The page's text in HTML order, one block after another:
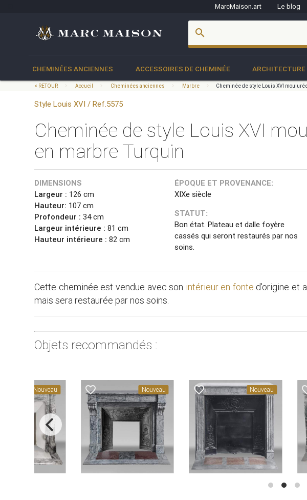
MarcMaison.art Le blog
search
CHEMINÉES ANCIENNES ACCESSOIRES DE CHEMINÉE ARCHITECTURE
< RETOUR Accueil Cheminées anciennes Marbre Cheminée de style Louis XVI
Style Louis XVI / Ref.5575
Cheminée de style Louis XVI
en marbre Turquin
DIMENSIONS
Largeur : 126 cm
Hauteur: 107 cm
Profondeur : 34 cm
Largeur intérieure :81 cm
Hauteur intérieure :82 cm
ÉPOQUE ET PROVENANCE:
XIXe siècle
STATUT:
Bon état. Plateau et dalle foyère
cassés qui seront restaurés par nos
soins.
Cette cheminée est vendue avec son intérieur en fonte d'origine et
mais sera restaurée par nos soins.
Objets recommandés :
favorite_border Nouveau
Nouveau favorite_border Nouveau